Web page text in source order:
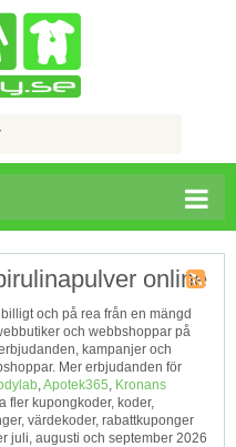
Tagg
online
och på rea från en mängd
och webbshoppar på
kampanjer och
Mer erbjudanden för
,Apotek365, Kronans
fler kupongkoder, koder,
värdekoder, rabattkuponger
juli, augusti och september 2026